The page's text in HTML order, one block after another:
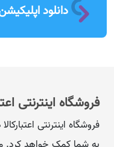
دانلود اپلیکیشن
فروشگاه اینترنتی
فروشگاه اینترنتی